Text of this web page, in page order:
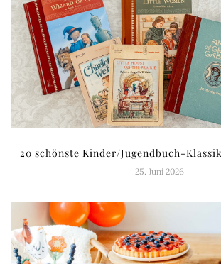
20 schönste Kinder/Jugendbuch-
25. Juni 2026